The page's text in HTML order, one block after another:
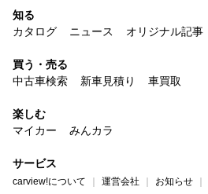
知る
カタログ
ニュース オリジナル記事
買う・売る
中古車検索
新車見積り 車買取
楽しむ
マイカー
みんカラ
サービス
carview!について 運営会社 お知らせ